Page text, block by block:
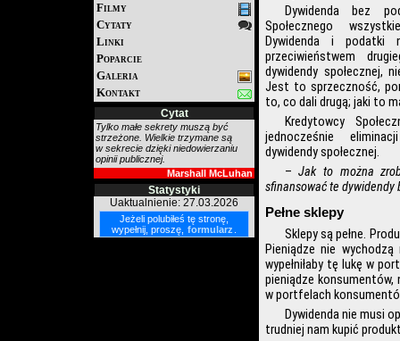
Filmy
Cytaty
Linki
Poparcie
Galeria
Kontakt
Cytat
Tylko małe sekrety muszą być
strzeżone. Wielkie trzymane są
w sekrecie dzięki niedowierzaniu
opinii publicznej.
Marshall McLuhan
Statystyki
Uaktualnienie: 27.03.2026
Jeżeli polubiłeś tę stronę,
wypełnij, proszę, formularz
Dywidenda bez
Społecznego
Dywidenda i
przeciwieństwem
dywidendy społecznej,
Jest to sprzeczność,
to, co dali drugą; jaki to
Kredytowcy
jednocześnie
dywidendy społecznej.
–Jak to można
sfinansować te dywidendy
Pełne sklepy
Sklepy są pełne.
Pieniądze nie
wypełniłaby tę lukę w
pieniądze konsumentów,
w portfelach
Dywidenda nie musi
trudniej nam kupić